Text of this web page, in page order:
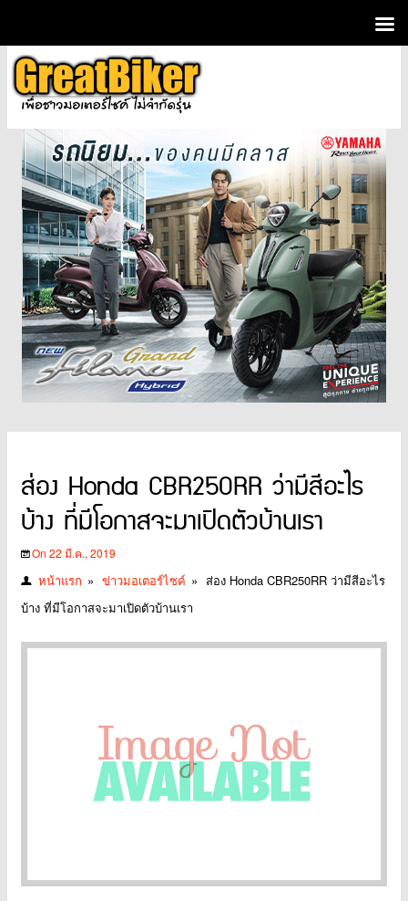
ส่อง Honda CBR250RR ว่ามีสีอะไร
บ้าง ที่มีโอกาสจะมาเปิดตัวบ้านเรา
On 22 มี.ค., 2019
หน้าแรก » ข่าวมอเตอร์ไซค์ » ส่อง Honda CBR250RR ว่ามีสีอะไร
บ้าง ที่มีโอกาสจะมาเปิดตัวบ้านเรา